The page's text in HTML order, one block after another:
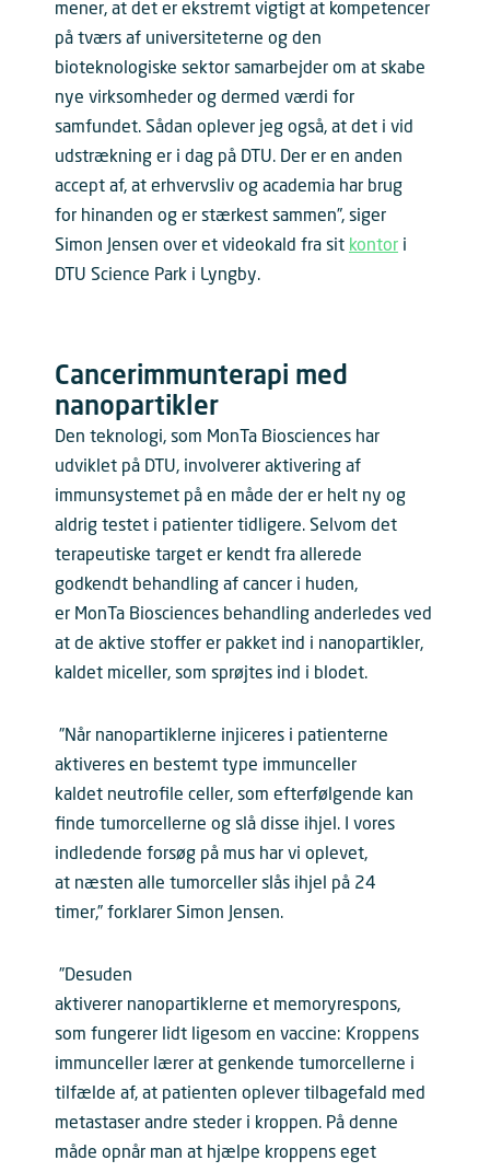
mener, at det er ekstremt vigtigt at kompetencer
på tværs af universiteterne og den
bioteknologiske sektor samarbejder om at skabe
nye virksomheder og dermed værdi for
samfundet. Sådan oplever jeg også, at det i vid
udstrækning er i dag på DTU. Der er en anden
accept af, at erhvervsliv og academia har brug
for hinanden og er stærkest sammen”, siger
Simon Jensen over et videokald fra sit kontor i
DTU Science Park i Lyngby.
Cancerimmunterapi med
nanopartikler
Den teknologi, som MonTa Biosciences har
udviklet på DTU, involverer aktivering af
immunsystemet på en måde der er helt ny og
aldrig testet i patienter tidligere. Selvom det
terapeutiske target er kendt fra allerede
godkendt behandling af cancer i huden,
er MonTa Biosciences behandling anderledes ved
at de aktive stoffer er pakket ind i nanopartikler,
kaldet miceller, som sprøjtes ind i blodet.
”Når nanopartiklerne injiceres i patienterne
aktiveres en bestemt type immunceller
kaldet neutrofile celler, som efterfølgende kan
finde tumorcellerne og slå disse ihjel. I vores
indledende forsøg på mus har vi oplevet,
at næsten alle tumorceller slås ihjel på 24
timer,” forklarer Simon Jensen.
”Desuden
aktiverer nanopartiklerne et memoryrespons,
som fungerer lidt ligesom en vaccine: Kroppens
immunceller lærer at genkende tumorcellerne i
tilfælde af, at patienten oplever tilbagefald med
metastaser andre steder i kroppen. På denne
måde opnår man at hjælpe kroppens eget